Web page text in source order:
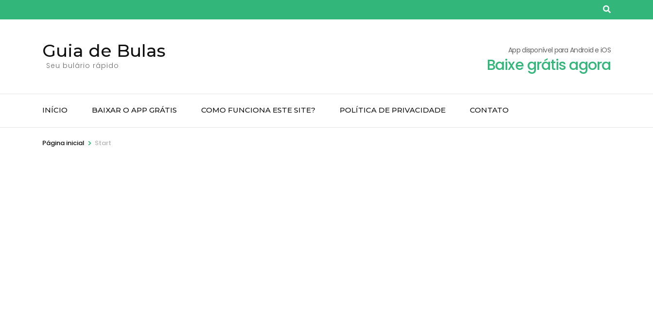
para
Guia de Bulas
Seu bulário rápido
App disponível para Android e iOS
Baixe grátis agora
INÍCIO BAIXAR O APP GRÁTIS COMO FUNCIONA ESTE SITE? POLÍTICA DE PRIVACIDADE CONTATO
Página inicial > Start